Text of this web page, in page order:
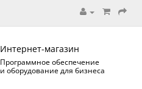
Интернет-магазин
Программное обеспечение
и оборудование для бизнеса